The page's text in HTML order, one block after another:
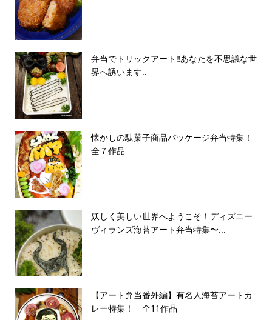
弁当でトリックアート‼️あなたを不思議な世
界へ誘います‥
懐かしの駄菓子商品パッケージ弁当特集！
全７作品
妖しく美しい世界へようこそ！ディズニー
ヴィランズ海苔アート弁当特集〜...
【アート弁当番外編】有名人海苔アートカ
レー特集！ 全11作品